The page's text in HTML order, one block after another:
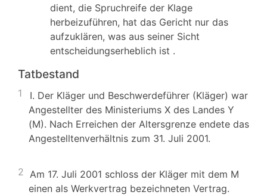
dient, die Spruchreife der Klage
herbeizuführen, hat das Gericht nur das
aufzuklären, was aus seiner Sicht
entscheidungserheblich ist .
Tatbestand
1
I. Der Kläger und Beschwerdeführer (Kläger) war
Angestellter des Ministeriums X des Landes Y
(M). Nach Erreichen der Altersgrenze endete das
Angestelltenverhältnis zum 31. Juli 2001.
2 Am 17. Juli 2001 schloss der Kläger mit dem M
einen als Werkvertrag bezeichneten Vertrag.